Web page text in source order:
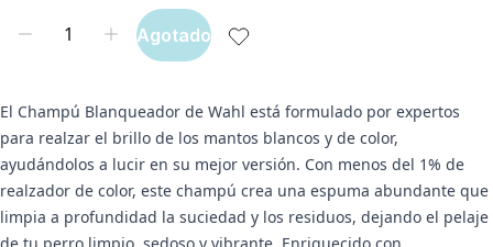
Agotado
El Champú Blanqueador de Wahl está formulado por expertos
para realzar el brillo de los mantos blancos y de color,
ayudándolos a lucir en su mejor versión. Con menos del 1% de
realzador de color, este champú crea una espuma abundante que
limpia a profundidad la suciedad y los residuos, dejando el pelaje